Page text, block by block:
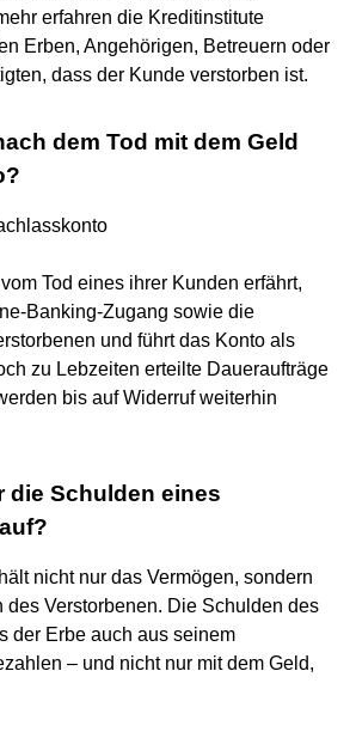
erfahren die Kreditinstitute
Erben, Angehörigen, Betreuern oder
dass der Kunde verstorben ist.
dem Tod mit dem Geld
Tod eines ihrer Kunden erfährt,
Banking-Zugang sowie die
und führt das Konto als
zu Lebzeiten erteilte Daueraufträge
bis auf Widerruf weiterhin
die Schulden eines
nicht nur das Vermögen, sondern
des Verstorbenen. Die Schulden des
der Erbe auch aus seinem
– und nicht nur mit dem Geld,